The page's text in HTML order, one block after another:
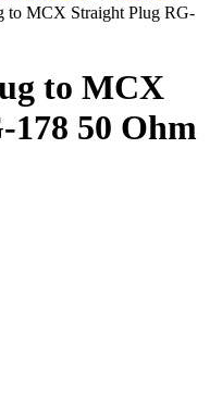
to MCX Straight Plug RG-
to MCX
50 Ohm